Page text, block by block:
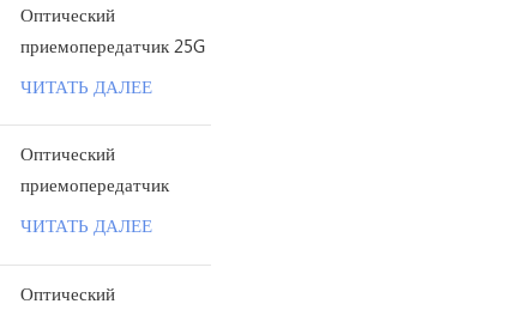
Оптический
приемопередатчик 25G
SFP28 ZR 1310 нм 80
ЧИТАТЬ ДАЛЕЕ
Оптический
приемопередатчик
100G QSFP28 ZR4
ЧИТАТЬ ДАЛЕЕ
Оптический